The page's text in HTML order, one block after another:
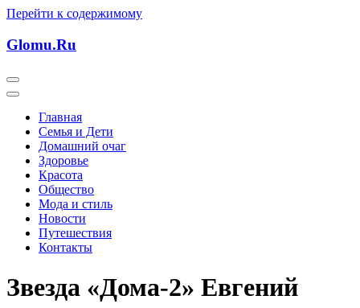
Перейти к содержимому
Glomu.Ru
Главная
Семья и Дети
Домашний очаг
Здоровье
Красота
Общество
Мода и стиль
Новости
Путешествия
Контакты
Звезда «Дома-2» Евгений